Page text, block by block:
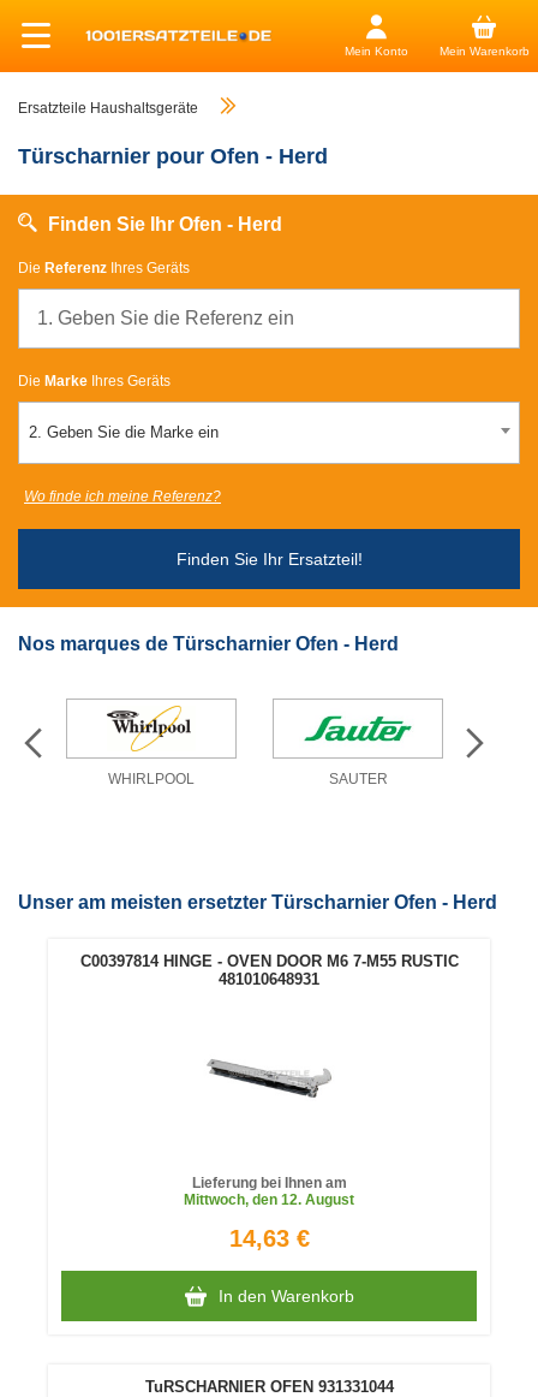
Mein Konto Mein Warenkorb
Ersatzteile Haushaltsgeräte
Türscharnier pour Ofen - Herd
Finden Sie Ihr Ofen - Herd
Die Referenz Ihres Geräts
Die Marke Ihres Geräts
2. Geben Sie die Marke ein
Finden Sie Ihr Ersatzteil!
Wo finde ich meine Referenz?
Nos marques de Türscharnier Ofen - Herd
WHIRLPOOL SAUTER
Unser am meisten ersetzter Türscharnier Ofen - Herd
C00397814 HINGE - OVEN DOOR M6 7-M55 RUSTIC
481010648931
Lieferung bei Ihnen am
Mittwoch, den 12. August
14,63 €
In den Warenkorb
TuRSCHARNIER OFEN 931331044